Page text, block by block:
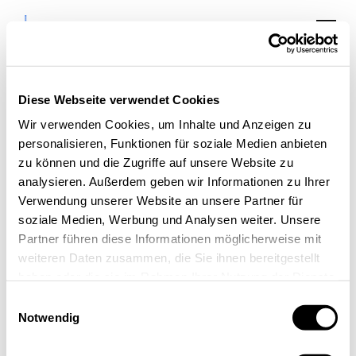
Diese Webseite verwendet Cookies
Wir verwenden Cookies, um Inhalte und Anzeigen zu
personalisieren, Funktionen für soziale Medien anbieten
zu können und die Zugriffe auf unsere Website zu
analysieren. Außerdem geben wir Informationen zu Ihrer
Verwendung unserer Website an unsere Partner für
soziale Medien, Werbung und Analysen weiter. Unsere
Partner führen diese Informationen möglicherweise mit
weiteren Daten zusammen, die Sie ihnen bereitgestellt
Notwendig
Veranstaltungen:
Inspiration,
Austausch &
Kooperation
in der Aachen Area